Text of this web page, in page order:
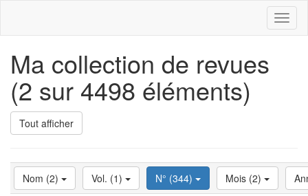
Ma collection de revues
(2 sur 4498 éléments)
Tout afficher
Nom (2) Vol. (1) N° (344) Mois (2)